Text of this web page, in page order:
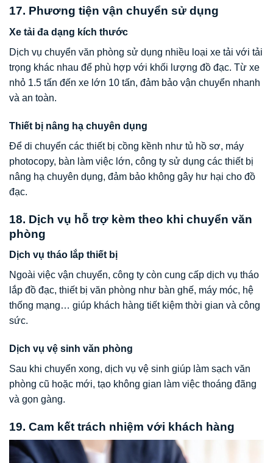
17. Phương tiện vận chuyển sử dụng
Xe tải đa dạng kích thước
Dịch vụ chuyển văn phòng sử dụng nhiều loại xe tải với tải
trọng khác nhau để phù hợp với khối lượng đồ đạc. Từ xe
nhỏ 1.5 tấn đến xe lớn 10 tấn, đảm bảo vận chuyển nhanh
và an toàn.
Thiết bị nâng hạ chuyên dụng
Để di chuyển các thiết bị cồng kềnh như tủ hồ sơ, máy
photocopy, bàn làm việc lớn, công ty sử dụng các thiết bị
nâng hạ chuyên dụng, đảm bảo không gây hư hại cho đồ
đạc.
18. Dịch vụ hỗ trợ kèm theo khi chuyển văn
phòng
Dịch vụ tháo lắp thiết bị
Ngoài việc vận chuyển, công ty còn cung cấp dịch vụ tháo
lắp đồ đạc, thiết bị văn phòng như bàn ghế, máy móc, hệ
thống mạng… giúp khách hàng tiết kiệm thời gian và công
sức.
Dịch vụ vệ sinh văn phòng
Sau khi chuyển xong, dịch vụ vệ sinh giúp làm sạch văn
phòng cũ hoặc mới, tạo không gian làm việc thoáng đãng
và gọn gàng.
19. Cam kết trách nhiệm với khách hàng